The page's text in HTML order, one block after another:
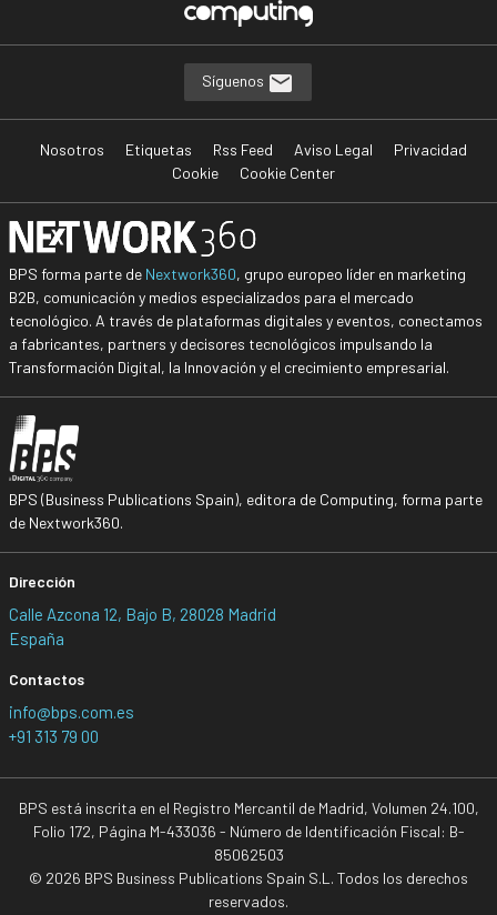
Síguenos
Nosotros Etiquetas Rss Feed Aviso Legal
Privacidad
Cookie
Cookie Center
BPS forma parte de Nextwork360, grupo europeo líder en marketing
B2B, comunicación y medios especializados para el mercado
tecnológico. A través de plataformas digitales y eventos, conectamos
a fabricantes, partners y decisores tecnológicos impulsando la
Transformación Digital, la Innovación y el crecimiento empresarial.
BPS (Business Publications Spain), editora de Computing, forma parte
de Nextwork360.
Dirección
Calle Azcona 12, Bajo B, 28028 Madrid
España
Contactos
info@bps.com.es
+91 313 79 00
BPS está inscrita en el Registro Mercantil de Madrid, Volumen 24.100,
Folio 172, Página M-433036 - Número de Identificación Fiscal: B-
85062503
© 2026 BPS Business Publications Spain S.L. Todos los derechos
reservados.